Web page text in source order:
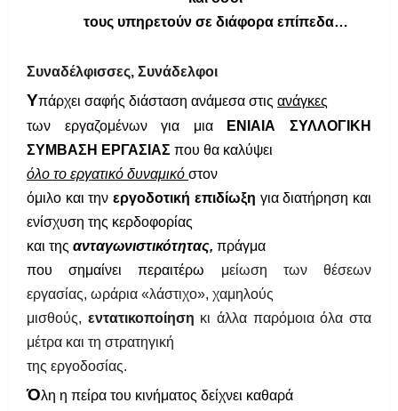
τους υπηρετούν σε διάφορα επίπεδα…
Συναδέλφισσες, Συνάδελφοι
Υπάρχει σαφής διάσταση ανάμεσα στις ανάγκες
των εργαζομένων για μια
ΕΝΙΑΙΑ ΣΥΛΛΟΓΙΚΗ
ΣΥΜΒΑΣΗ ΕΡΓΑΣΙΑΣ που θα καλύψει
όλο το εργατικό δυναμικό στον
όμιλο και τηνεργοδοτική επιδίωξη για διατήρηση και
ενίσχυση της κερδοφορίας
και της ανταγωνιστικότητας, πράγμα
που σημαίνει περαιτέρω μείωση των θέσεων
εργασίας, ωράρια «λάστιχο», χαμηλούς
μισθούς, εντατικοποίηση κι άλλα παρόμοια όλα στα
μέτρα και τη στρατηγική
της εργοδοσίας.
Όλη η πείρα του κινήματος δείχνει καθαρά